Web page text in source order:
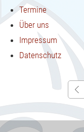
Termine
Über uns
Impressum
Datenschutz